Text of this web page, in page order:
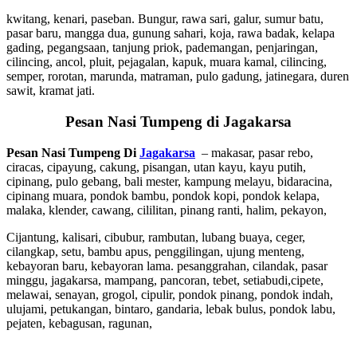
kwitang, kenari, paseban. Bungur, rawa sari, galur, sumur batu,
pasar baru, mangga dua, gunung sahari, koja, rawa badak, kelapa
gading, pegangsaan, tanjung priok, pademangan, penjaringan,
cilincing, ancol, pluit, pejagalan, kapuk, muara kamal, cilincing,
semper, rorotan, marunda, matraman, pulo gadung, jatinegara, duren
sawit, kramat jati.
Pesan Nasi Tumpeng di Jagakarsa
Pesan Nasi Tumpeng Di Jagakarsa – makasar, pasar rebo,
ciracas, cipayung, cakung, pisangan, utan kayu, kayu putih,
cipinang, pulo gebang, bali mester, kampung melayu, bidaracina,
cipinang muara, pondok bambu, pondok kopi, pondok kelapa,
malaka, klender, cawang, cililitan, pinang ranti, halim, pekayon,
Cijantung, kalisari, cibubur, rambutan, lubang buaya, ceger,
cilangkap, setu, bambu apus, penggilingan, ujung menteng,
kebayoran baru, kebayoran lama. pesanggrahan, cilandak, pasar
minggu, jagakarsa, mampang, pancoran, tebet, setiabudi,cipete,
melawai, senayan, grogol, cipulir, pondok pinang, pondok indah,
ulujami, petukangan, bintaro, gandaria, lebak bulus, pondok labu,
pejaten, kebagusan, ragunan,